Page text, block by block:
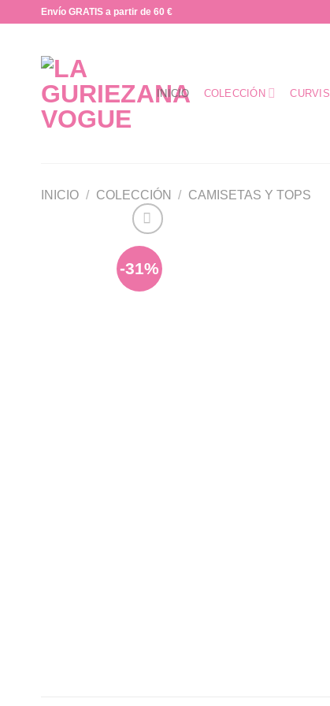
Envío GRATIS a partir de 60 €
INICIO COLECCIÓN CURVIS
INICIO / COLECCIÓN / CAMISETAS Y TOPS
-31%